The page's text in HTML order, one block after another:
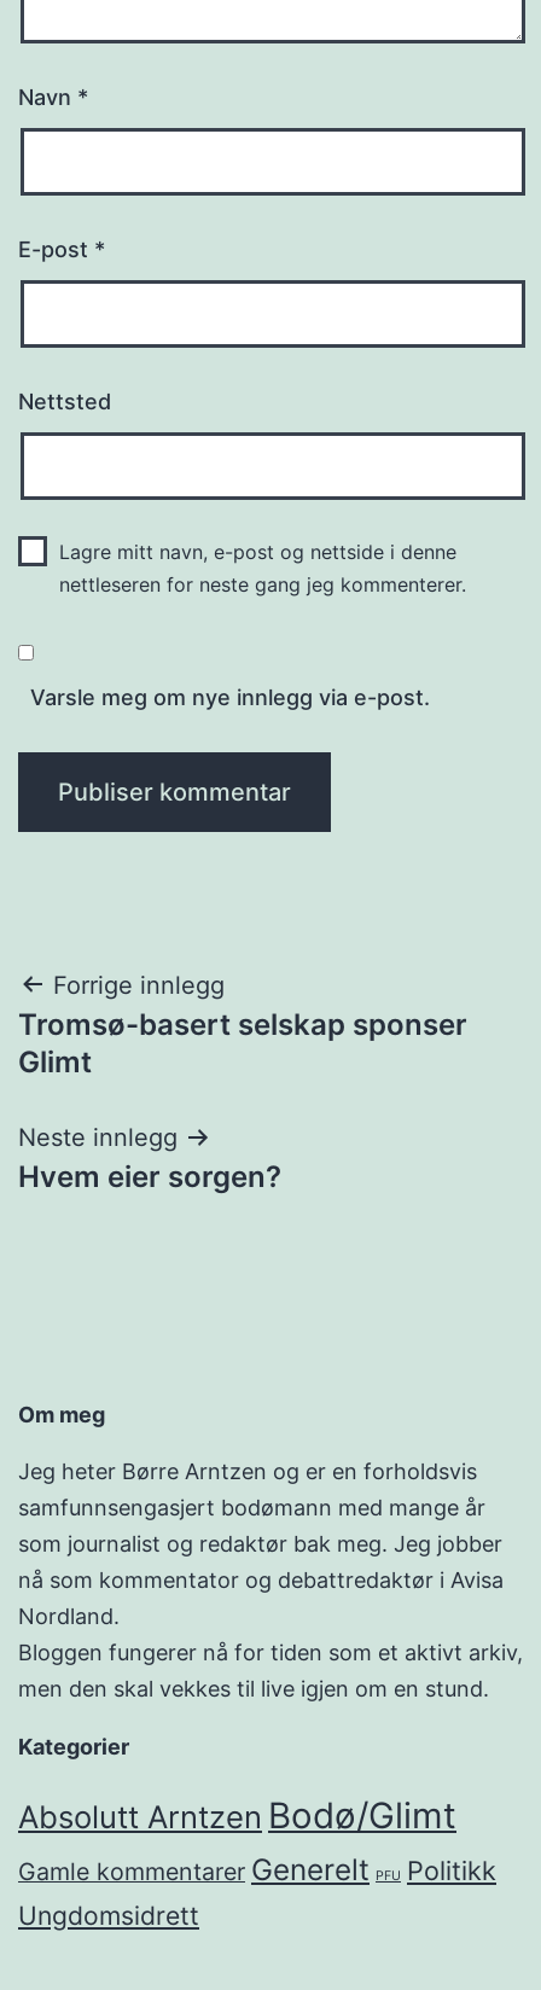
Navn *
E-post *
Nettsted
Lagre mitt navn, e-post og nettside i denne
nettleseren for neste gang jeg kommenterer.
Varsle meg om nye innlegg via e-post.
Innleggsnavigasjon
Forrige innlegg
Tromsø-basert selskap sponser
Glimt
Neste innlegg
Hvem eier sorgen?
Om meg
Jeg heter Børre Arntzen og er en forholdsvis
samfunnsengasjert bodømann med mange år
som journalist og redaktør bak meg. Jeg jobber
nå som kommentator og debattredaktør i Avisa
Nordland.
Bloggen fungerer nå for tiden som et aktivt arkiv,
men den skal vekkes til live igjen om en stund.
Kategorier
Absolutt Arntzen Bodø/Glimt
Gamle kommentarer Generelt PFU Politikk
Ungdomsidrett